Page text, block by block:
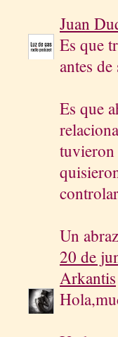
Juan
Es que
antes
Es que
tuvieron
Un
20 de
Arkantis